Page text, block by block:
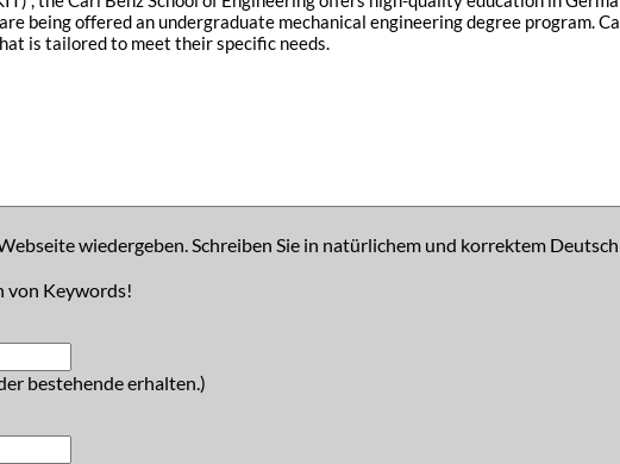
wiedergeben. Schreiben Sie in natürlichem und korrektem
von Keywords!
bestehende erhalten.)